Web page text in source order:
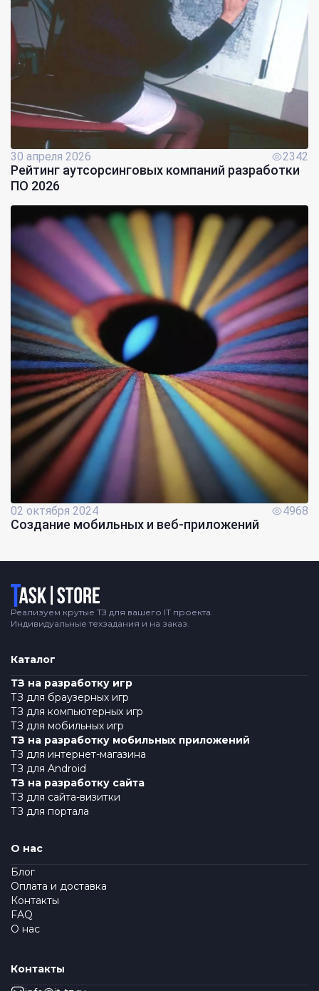
30 апреля 2026 2342
Рейтинг аутсорсинговых компаний разработки
ПО 2026
02 октября 2024 4968
Создание мобильных и веб-приложений
Логотип
Реализуем крутые ТЗ для вашего IT проекта.
Индивидуальные техзадания и на заказ.
Каталог
ТЗ на разработку игр
ТЗ для браузерных игр
ТЗ для компьютерных игр
ТЗ для мобильных игр
ТЗ на разработку мобильных приложений
ТЗ для интернет-магазина
ТЗ для Android
ТЗ на разработку сайта
ТЗ для сайта-визитки
ТЗ для портала
О нас
Блог
Оплата и доставка
Контакты
FAQ
О нас
Контакты